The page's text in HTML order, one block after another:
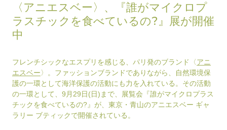
〈アニエスベー〉、『誰がマイクロプ
ラスチックを食べているの?』展が開催
中
フレンチシックなエスプリを感じる、パリ発のブランド〈アニ
エスベー〉。ファッションブランドでありながら、自然環境保
護の一環として海洋保護の活動にも力を入れている。その活動
の一環として、9月29日(日)まで、展覧会『誰がマイクロプラス
チックを食べているの?』が、東京・青山のアニエスベー ギャ
ラリー ブティックで開催されている。